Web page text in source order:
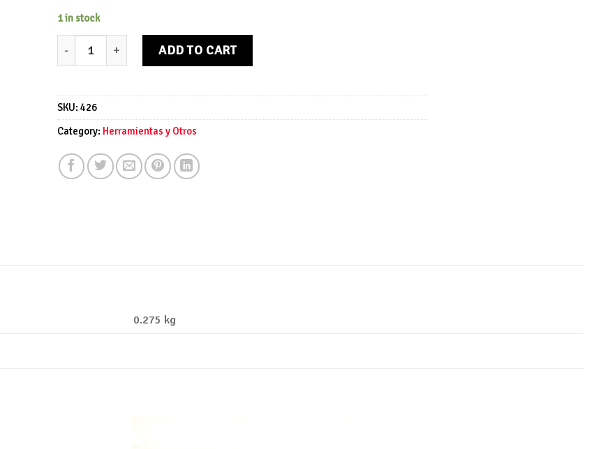
1 in stock
Bastón madera unisex quantity
ADD TO CART
SKU: 426
Category: Herramientas y Otros
0.275 kg